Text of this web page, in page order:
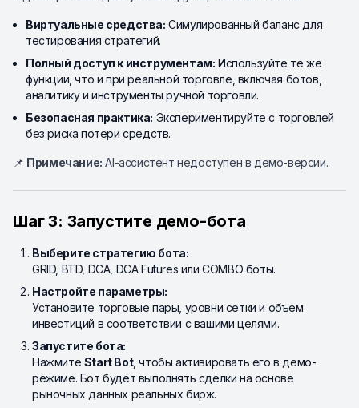
Виртуальные средства: Симулированный баланс для
тестирования стратегий.
Полный доступ к инструментам: Используйте те же
функции, что и при реальной торговле, включая ботов,
аналитику и инструменты ручной торговли.
Безопасная практика: Экспериментируйте с торговлей
без риска потери средств.
📌 Примечание: AI-ассистент недоступен в демо-версии.
Шаг 3: Запустите демо-бота
Выберите стратегию бота:
GRID, BTD, DCA, DCA Futures или COMBO боты.
Настройте параметры:
Установите торговые пары, уровни сетки и объем
инвестиций в соответствии с вашими целями.
Запустите бота:
Нажмите Start Bot, чтобы активировать его в демо-
режиме. Бот будет выполнять сделки на основе
рыночных данных реальных бирж.